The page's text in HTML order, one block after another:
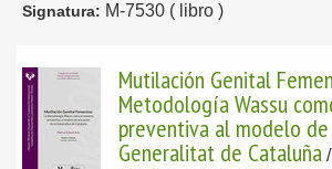
Signatura: M-7530 ( libro )
Mutilación Genital
Metodología Wassu
preventiva al modelo
Generalitat de Cataluña /